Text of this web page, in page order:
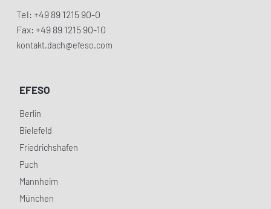
Tel: +49 89 1215 90-0
Fax: +49 89 1215 90-10
kontakt.dach@efeso.com
EFESO
Berlin
Bielefeld
Friedrichshafen
Puch
Mannheim
München